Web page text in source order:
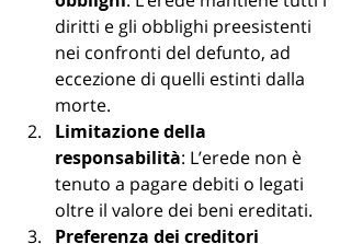
diritti e gli obblighi preesistenti
nei confronti del defunto, ad
eccezione di quelli estinti dalla
morte.
Limitazione della
responsabilità: L’erede non è
tenuto a pagare debiti o legati
oltre il valore dei beni ereditati.
Preferenza dei creditori